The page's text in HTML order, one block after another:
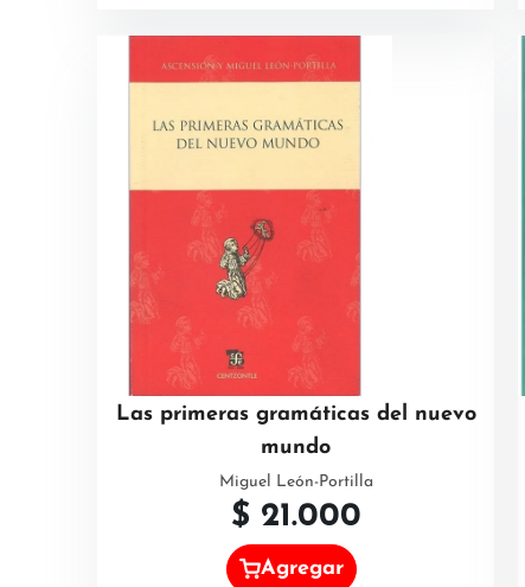
Las primeras gramáticas del nuevo
mundo
Miguel León-Portilla
$ 21.000
Agregar